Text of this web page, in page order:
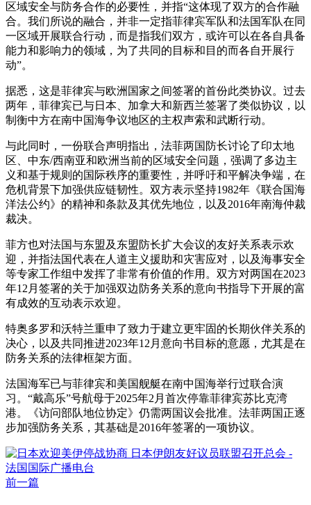
区域安全与防务合作的必要性，并指“这体现了双方的合作融
合。我们所说的融合，并非一定指菲律宾军队和法国军队在同
一区域开展联合行动，而是指我们双方，或许可以在各自具备
能力和影响力的领域，为了共同的目标和目的而各自开展行
动”。
据悉，这是菲律宾与欧洲国家之间签署的首份此类协议。过去
两年，菲律宾已与日本、加拿大和新西兰签署了类似协议，以
制衡中方在南中国海争议地区的主权声索和武断行动。
与此同时，一份联合声明指出，法菲两国防长讨论了印太地
区、中东/西南亚和欧洲当前的区域安全问题，强调了多边主
义和基于规则的国际秩序的重要性，并呼吁和平解决争端，在
危机背景下加强供应链韧性。双方表示坚持1982年《联合国海
洋法公约》的精神和条款及其优先地位，以及2016年南海仲裁
裁决。
菲方也对法国与东盟及东盟防长扩大会议的友好关系表示欢
迎，并指法国代表在人道主义援助和灾害应对，以及海事安全
等专家工作组中发挥了非常有价值的作用。双方对两国在2023
年12月签署的关于加强双边防务关系的意向书指导下开展的富
有成效的互动表示欢迎。
特奥多罗和沃特兰重申了致力于建立更牢固的长期伙伴关系的
决心，以及共同推进2023年12月意向书目标的意愿，尤其是在
防务关系的法律框架方面。
法国海军已与菲律宾和美国舰艇在南中国海举行过联合演
习。“戴高乐”号航母于2025年2月首次停靠菲律宾苏比克湾
港。《访问部队地位协定》仍需两国议会批准。法菲两国正逐
步加强防务关系，其基础是2016年签署的一项协议。
前一篇